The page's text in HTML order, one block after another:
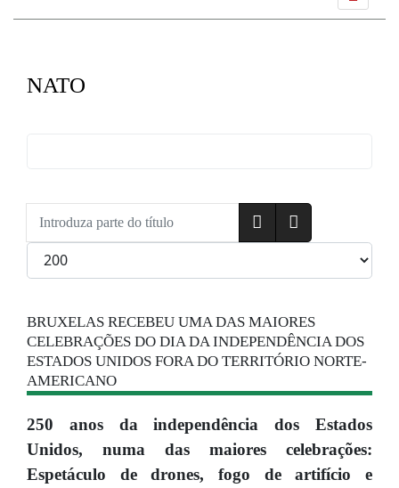
NATO
Introduza parte do título
Qtd. a exibir
BRUXELAS RECEBEU UMA DAS MAIORES
CELEBRAÇÕES DO DIA DA INDEPENDÊNCIA DOS
ESTADOS UNIDOS FORA DO TERRITÓRIO NORTE-
AMERICANO
250 anos da independência dos Estados
Unidos, numa das maiores celebrações:
Espetáculo de drones, fogo de artifício e